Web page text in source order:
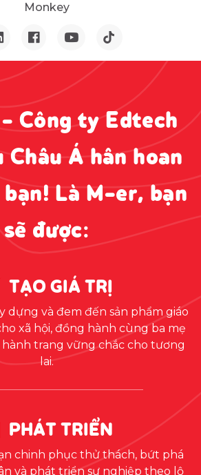
Monkey
Công ty Edtech
Á hân hoan
Là M-er, bạn
sẽ được:
TẠO GIÁ TRỊ
dựng và đem đến sản phẩm giáo
xã hội, đồng hành cùng ba mẹ
trang vững chắc cho tương
lai.
PHÁT TRIỂN
chinh phục thử thách, bứt phá
và phát triển sự nghiệp theo lộ